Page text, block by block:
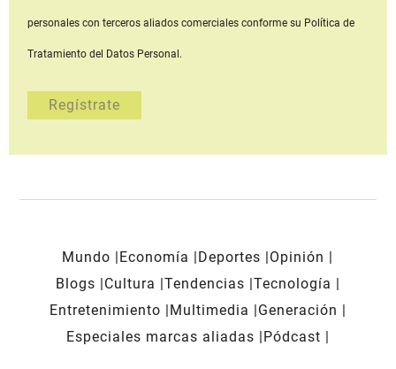
personales con terceros aliados comerciales conforme su Política de
Tratamiento del Datos Personal.
Mundo Economía Deportes
Opinión
Blogs
Cultura Tendencias Tecnología
Entretenimiento
Multimedia
Generación
Especiales marcas aliadas
Pódcast